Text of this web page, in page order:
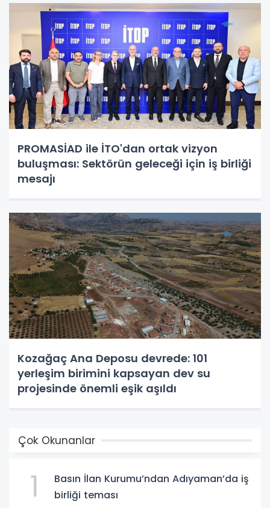
PROMASİAD ile İTO'dan ortak vizyon
buluşması: Sektörün geleceği için iş birliği
mesajı
Kozağaç Ana Deposu devrede: 101
yerleşim birimini kapsayan dev su
projesinde önemli eşik aşıldı
Çok Okunanlar
1
Basın İlan Kurumu’ndan Adıyaman’da iş
birliği teması